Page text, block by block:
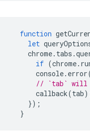
function
let
chrome. tabs .
if (chrome.
console. error
// `tab` will
callback(tab
});
}